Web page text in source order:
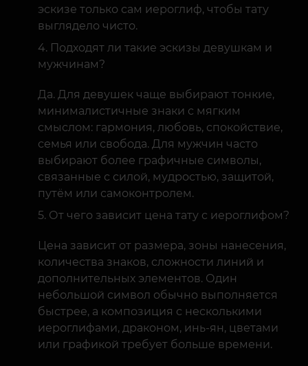
эскизе только сам иероглиф, чтобы тату
выглядело чисто.
Подходят ли такие эскизы девушкам и
мужчинам?
Да. Для девушек чаще выбирают тонкие,
минималистичные знаки с мягким
смыслом: гармония, любовь, спокойствие,
семья или свобода. Для мужчин часто
выбирают более графичные символы,
связанные с силой, мудростью, защитой,
путём или самоконтролем.
От чего зависит цена тату с иероглифом?
Цена зависит от размера, зоны нанесения,
количества знаков, сложности линий и
дополнительных элементов. Один
небольшой символ обычно выполняется
быстрее, а композиция с несколькими
иероглифами, драконом, инь-ян, цветами
или графикой требует больше времени.